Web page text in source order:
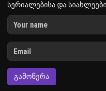
სერიალებისა და
ᲒᲐᲛᲝᲬᲔᲠᲐ